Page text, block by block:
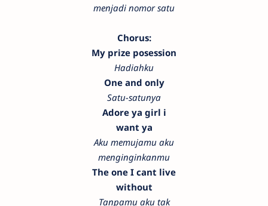
menjadi nomor satu
Chorus:
My prize posession
Hadiahku
One and only
Satu-satunya
Adore ya girl i
want ya
Aku memujamu aku
menginginkanmu
The one I cant live
without
Tanpamu aku tak